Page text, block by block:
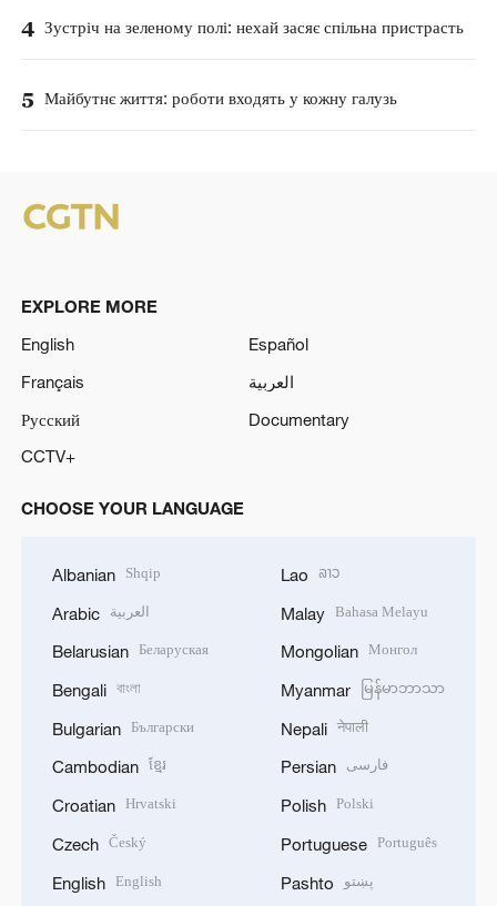
4 Зустріч на зеленому полі: нехай засяє спільна пристрасть
5 Майбутнє життя: роботи входять у кожну галузь
EXPLORE MORE
English
Español
Français
العربية
Русский
Documentary
CCTV+
CHOOSE YOUR LANGUAGE
Albanian Shqip
Arabic العربية
Belarusian Беларуская
Bengali বাংলা
Bulgarian Български
Cambodian ខ្មែរ
Croatian Hrvatski
Czech Český
English English
Lao ລາວ
Malay Bahasa Melayu
Mongolian Монгол
Myanmar မြန်မာဘာသာ
Nepali नेपाली
Persian فارسی
Polish Polski
Portuguese Português
Pashto پښتو